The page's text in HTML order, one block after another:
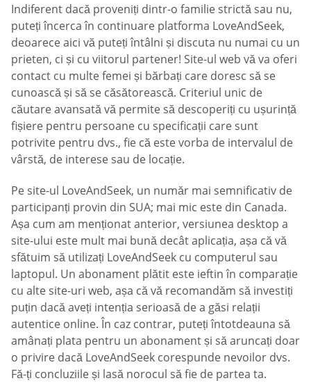
Indiferent dacă proveniți dintr-o familie strictă sau nu,
puteți încerca în continuare platforma LoveAndSeek,
deoarece aici vă puteți întâlni și discuta nu numai cu un
prieten, ci și cu viitorul partener! Site-ul web vă va oferi
contact cu multe femei și bărbați care doresc să se
cunoască și să se căsătorească. Criteriul unic de
căutare avansată vă permite să descoperiți cu ușurință
fișiere pentru persoane cu specificații care sunt
potrivite pentru dvs., fie că este vorba de intervalul de
vârstă, de interese sau de locație.
Pe site-ul LoveAndSeek, un număr mai semnificativ de
participanți provin din SUA; mai mic este din Canada.
Așa cum am menționat anterior, versiunea desktop a
site-ului este mult mai bună decât aplicația, așa că vă
sfătuim să utilizați LoveAndSeek cu computerul sau
laptopul. Un abonament plătit este ieftin în comparație
cu alte site-uri web, așa că vă recomandăm să investiți
puțin dacă aveți intenția serioasă de a găsi relații
autentice online. În caz contrar, puteți întotdeauna să
amânați plata pentru un abonament și să aruncați doar
o privire dacă LoveAndSeek corespunde nevoilor dvs.
Fă-ți concluziile și lasă norocul să fie de partea ta.